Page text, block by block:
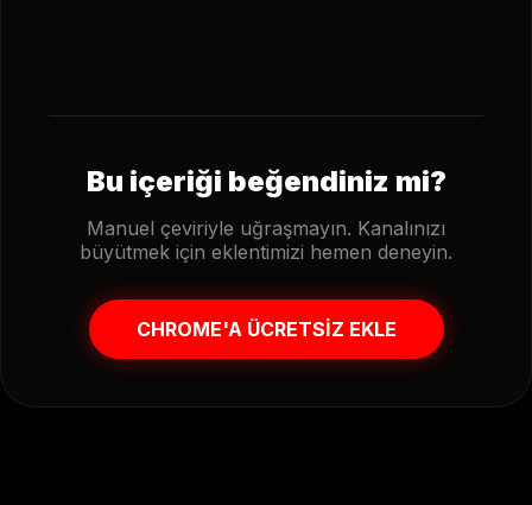
Bu içeriği beğendiniz mi?
Manuel çeviriyle uğraşmayın. Kanalınızı
büyütmek için eklentimizi hemen deneyin.
CHROME'A ÜCRETSİZ EKLE